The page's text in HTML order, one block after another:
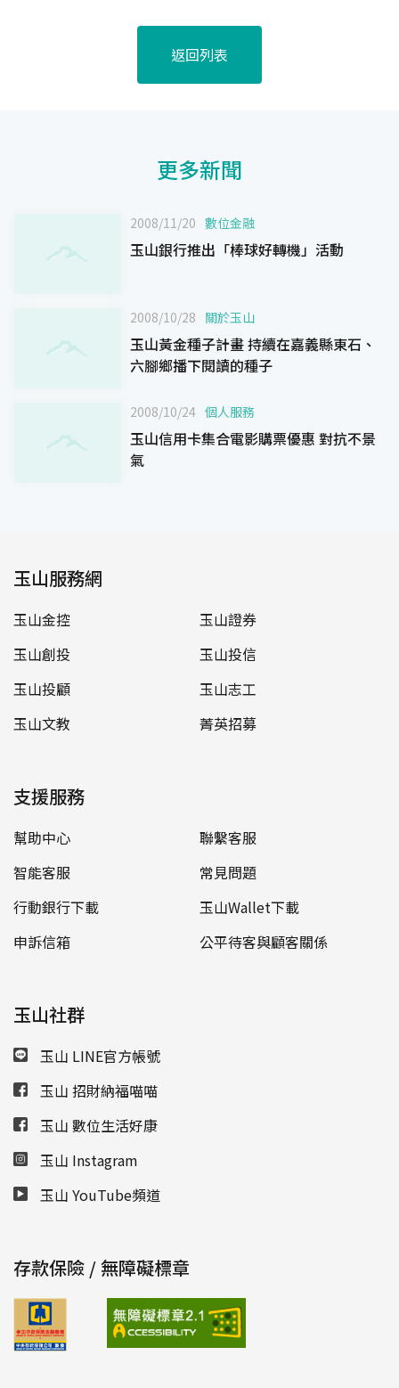
返回列表
更多新聞
2008/11/20 數位金融
玉山銀行推出「棒球好轉機」活動
2008/10/28 關於玉山
玉山黃金種子計畫 持續在嘉義縣東石、
六腳鄉播下閱讀的種子
2008/10/24 個人服務
玉山信用卡集合電影購票優惠 對抗不景
氣
玉山服務網
玉山金控
玉山證券
玉山創投
玉山投信
玉山投顧
玉山志工
玉山文教
菁英招募
支援服務
幫助中心
聯繫客服
智能客服
常見問題
行動銀行下載
玉山Wallet下載
申訴信箱
公平待客與顧客關係
玉山社群
玉山 LINE官方帳號
玉山 招財納福喵喵
玉山 數位生活好康
玉山 Instagram
玉山 YouTube頻道
存款保險 / 無障礙標章